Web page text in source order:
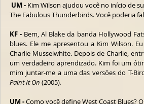
UM - Kim Wilson ajudou você no início de
The Fabulous Thunderbirds. Você poderia
KF - Bem, Al Blake da banda Hollywood
blues. Ele me apresentou a Kim Wilson.
Charlie Musselwhite. Depois de Charlie,
um verdadeiro aprendizado. Kim foi um
Paint It On (2005).
UM - Como você define West Coast Blues?